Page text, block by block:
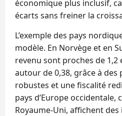
économique plus inclusif,
écarts sans freiner la
L’exemple des pays
modèle. En Norvège et en
revenu sont proches de 1,2
autour de 0,38, grâce à des
robustes et une fiscalité
pays d’Europe occidentale,
Royaume-Uni, affichent